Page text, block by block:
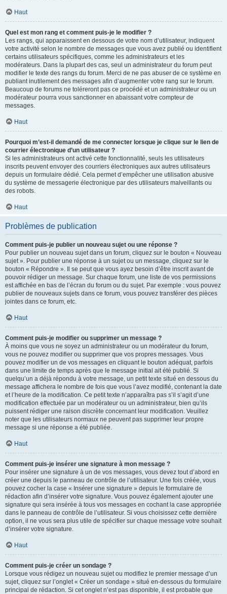
Haut
Quel est mon rang et comment puis-je le modifier ?
Les rangs, qui apparaissent en dessous de votre nom d’utilisateur, indiquent
votre activité selon le nombre de messages que vous avez publié ou identifient
certains utilisateurs spécifiques, comme les administrateurs et les
modérateurs. Dans la plupart des cas, seul un administrateur du forum peut
modifier le texte des rangs du forum. Merci de ne pas abuser de ce système en
publiant inutilement des messages afin d’augmenter votre rang sur le forum.
Beaucoup de forums ne toléreront pas ce procédé et un administrateur ou un
modérateur pourra vous sanctionner en abaissant votre compteur de
messages.
Haut
Pourquoi m’est-il demandé de me connecter lorsque je clique sur le lien de
courrier électronique d’un utilisateur ?
Si les administrateurs ont activé cette fonctionnalité, seuls les utilisateurs
inscrits peuvent envoyer des courriers électroniques aux autres utilisateurs
depuis un formulaire dédié. Cela permet d’empêcher une utilisation abusive
du système de messagerie électronique par des utilisateurs malveillants ou
des robots.
Haut
Problèmes de publication
Comment puis-je publier un nouveau sujet ou une réponse ?
Pour publier un nouveau sujet dans un forum, cliquez sur le bouton « Nouveau
sujet ». Pour publier une réponse à un sujet ou un message, cliquez sur le
bouton « Répondre ». Il se peut que vous ayez besoin d’être inscrit avant de
pouvoir rédiger un message. Sur chaque forum, une liste de vos permissions
est affichée en bas de l’écran du forum ou du sujet. Par exemple : vous pouvez
publier de nouveaux sujets dans ce forum, vous pouvez transférer des pièces
jointes dans ce forum, etc.
Haut
Comment puis-je modifier ou supprimer un message ?
À moins que vous ne soyez un administrateur ou un modérateur du forum,
vous ne pouvez modifier ou supprimer que vos propres messages. Vous
pouvez modifier un de vos messages en cliquant le bouton adéquat, parfois
dans une limite de temps après que le message initial ait été publié. Si
quelqu’un a déjà répondu à votre message, un petit texte situé en dessous du
message affichera le nombre de fois que vous l’avez modifié, contenant la date
et l’heure de la modification. Ce petit texte n’apparaîtra pas s’il s’agit d’une
modification effectuée par un modérateur ou un administrateur, bien qu’ils
puissent rédiger une raison discrète concernant leur modification. Veuillez
noter que les utilisateurs normaux ne peuvent pas supprimer leur propre
message si une réponse a été publiée.
Haut
Comment puis-je insérer une signature à mon message ?
Pour insérer une signature à un de vos messages, vous devez tout d’abord en
créer une depuis le panneau de contrôle de l’utilisateur. Une fois créée, vous
pouvez cocher la case « Insérer une signature » depuis le formulaire de
rédaction afin d’insérer votre signature. Vous pouvez également ajouter une
signature qui sera insérée à tous vos messages en cochant la case appropriée
dans le panneau de contrôle de l’utilisateur. Si vous choisissez cette dernière
option, il ne vous sera plus utile de spécifier sur chaque message votre souhait
d’insérer votre signature.
Haut
Comment puis-je créer un sondage ?
Lorsque vous rédigez un nouveau sujet ou modifiez le premier message d’un
sujet, cliquez sur l’onglet « Créer un sondage » situé en-dessous du formulaire
principal de rédaction. Si cet onglet n’est pas disponible, il est probable que